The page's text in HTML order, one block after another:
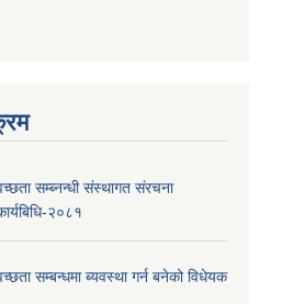
सम्ब्नन्धी संस्थागत संरचना
२०८१
सम्बन्धमा ब्यवस्था गर्न बनेको विधेयक